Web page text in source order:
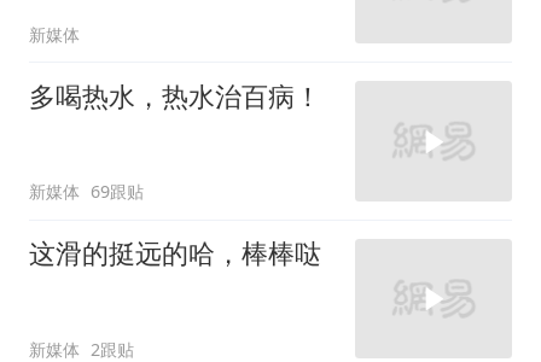
新媒体
多喝热水，热水治百病！
新媒体 69跟贴
这滑的挺远的哈，棒棒哒
新媒体 2跟贴